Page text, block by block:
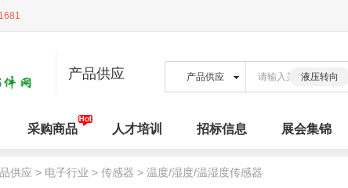
产品供应 液压转向
采购商品 人才培训 招标信息 展会集锦
供应 > 电子行业 > 传感器 > 温度/湿度/温湿度传感器